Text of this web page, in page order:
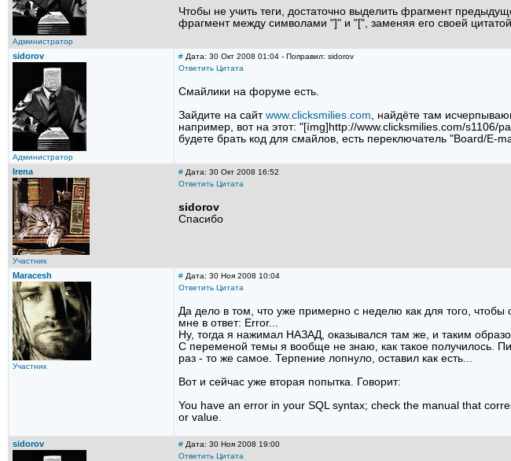
Администратор
Чтобы не учить теги, достаточно выделить фрагмент
фрагмент между символами "]" и "[", заменяя его своей
sidorov
Администратор
# Дата: 30 Окт 2008 01:04 - Поправил: sidorov
Ответить Цитата
Смайлики на форуме есть.
Зайдите на сайтwww.clicksmilies.com , найдёте там
например, вот на этот: "[ímg]http://www.clicksmilies.com/
будете брать код для смайлов, есть переключатель "Board/E-
Irena
Участник
# Дата: 30 Окт 2008 16:52
Ответить Цитата
sidorov
Спасибо
Maracesh
Участник
# Дата: 30 Ноя 2008 10:04
Ответить Цитата
Да дело в том, что уже примерно с неделю как для того,
мне в ответ: Error...
Ну, тогда я нажимал НАЗАД, оказывался там же, и таким
С переменой темы я вообще не знаю, как такое получилось.
раз - то же самое. Терпение лопнуло, оставил как есть...
Вот и сейчас уже вторая попытка. Говорит:
You have an error in your SQL syntax; check the manual that
or value.
sidorov # Дата: 30 Ноя 2008 19:00
Ответить Цитата